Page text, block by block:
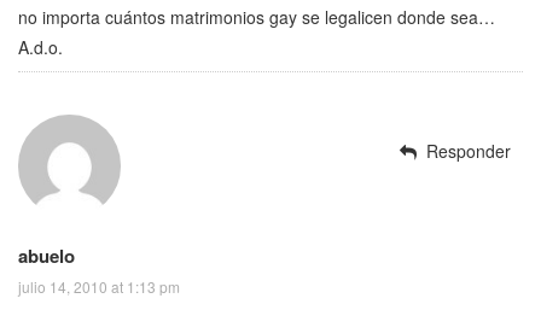
no importa cuántos matrimonios gay se legalicen donde sea…
A.d.o.
abuelo
julio 14, 2010 at 1:13 pm
Responder